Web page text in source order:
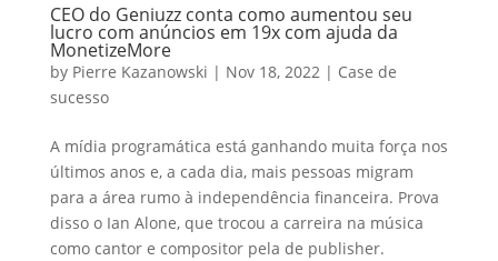
CEO do Geniuzz conta como aumentou seu
lucro com anúncios em 19x com ajuda da
MonetizeMore
by Pierre Kazanowski | Nov 18, 2022| Case de
sucesso
A mídia programática está ganhando muita força nos
últimos anos e, a cada dia, mais pessoas migram
para a área rumo à independência financeira. Prova
disso o Ian Alone, que trocou a carreira na música
como cantor e compositor pela de publisher.